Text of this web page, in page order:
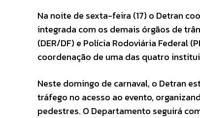
Na noite de sexta-feira (17) o Detran
integrada com os demais órgãos de
(DER/DF) e Polícia Rodoviária Federal
coordenação de uma das quatro
Neste domingo de carnaval, o Detran
tráfego no acesso ao evento,
pedestres. O Departamento seguirá